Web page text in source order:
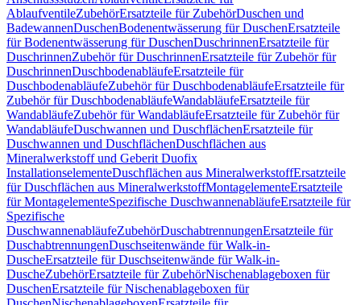
AblaufventileZubehörErsatzteile für ZubehörDuschen und
BadewannenDuschenBodenentwässerung für DuschenErsatzteile
für Bodenentwässerung für DuschenDuschrinnenErsatzteile für
DuschrinnenZubehör für DuschrinnenErsatzteile für Zubehör für
DuschrinnenDuschbodenabläufeErsatzteile für
DuschbodenabläufeZubehör für DuschbodenabläufeErsatzteile für
Zubehör für DuschbodenabläufeWandabläufeErsatzteile für
WandabläufeZubehör für WandabläufeErsatzteile für Zubehör für
WandabläufeDuschwannen und DuschflächenErsatzteile für
Duschwannen und DuschflächenDuschflächen aus
Mineralwerkstoff und Geberit Duofix
InstallationselementeDuschflächen aus MineralwerkstoffErsatzteile
für Duschflächen aus MineralwerkstoffMontagelementeErsatzteile
für MontagelementeSpezifische DuschwannenabläufeErsatzteile für
Spezifische
DuschwannenabläufeZubehörDuschabtrennungenErsatzteile für
DuschabtrennungenDuschseitenwände für Walk-in-
DuscheErsatzteile für Duschseitenwände für Walk-in-
DuscheZubehörErsatzteile für ZubehörNischenablageboxen für
DuschenErsatzteile für Nischenablageboxen für